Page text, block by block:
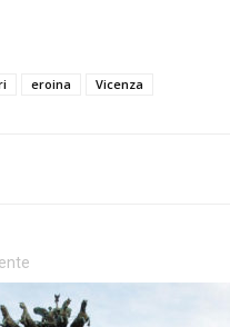
eroina Vicenza